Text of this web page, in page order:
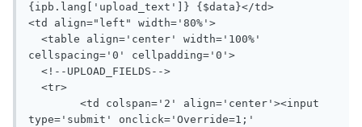
{ipb.lang['upload_text']} {$data}</td>
<td align="left" width='80%'>
cellspacing='0' cellpadding='0'>
type='submit' onclick='Override=1;'